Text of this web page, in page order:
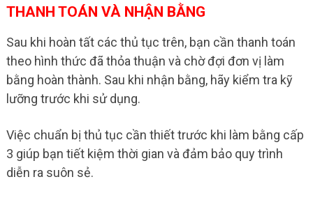
THANH TOÁN VÀ NHẬN BẰNG
Sau khi hoàn tất các thủ tục trên, bạn cần thanh toán
theo hình thức đã thỏa thuận và chờ đợi đơn vị làm
bằng hoàn thành. Sau khi nhận bằng, hãy kiểm tra kỹ
lưỡng trước khi sử dụng.
Việc chuẩn bị thủ tục cần thiết trước khi làm bằng cấp
3 giúp bạn tiết kiệm thời gian và đảm bảo quy trình
diễn ra suôn sẻ.